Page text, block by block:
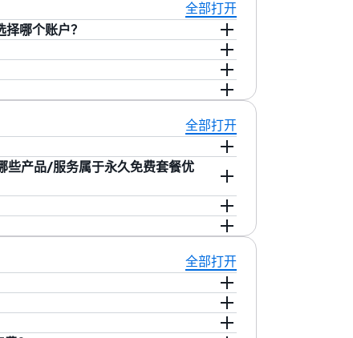
全部打开
哪个账户？
人账户是为了解和试验 AWS 产品而创
键业务型依赖关系。对于所有其他活
制台上。如果您愿意，之后可以在 AWS
、新产品公告、AWS 活动以及可能影
额之外消费的服务量计算
止费。
全部打开
Amazon RDS 等 AWS 服务。AWR 免费
的，有些服务可免费使用最长 12 个
些产品/服务属于永久免费套餐优
务可以免费使用 12 个月，如 Amazon
直免费，如 Amazom DynamoDB、
按优惠类型（12 个月、永久免费、试
Budgets 是一种成本控制工具，允许您创建
上限。 通过本
了解更多信息。
属于“短期试用”类型的产品的优惠将
）内到期。有关 Free Tier 的更多问
全部打开
性并防止欺诈活动。此外，如果您的账
行收费，以便让您无缝过渡到 AWS 产品
费。我们提供易于设置的
，以